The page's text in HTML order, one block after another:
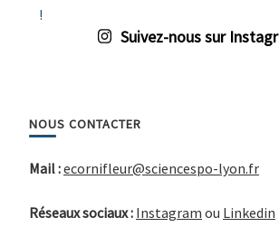
Suivez-nous sur
NOUS CONTACTER
Mail :ecornifleur@sciencespo-lyon.fr
Réseaux sociaux : Instagram ou Linkedin